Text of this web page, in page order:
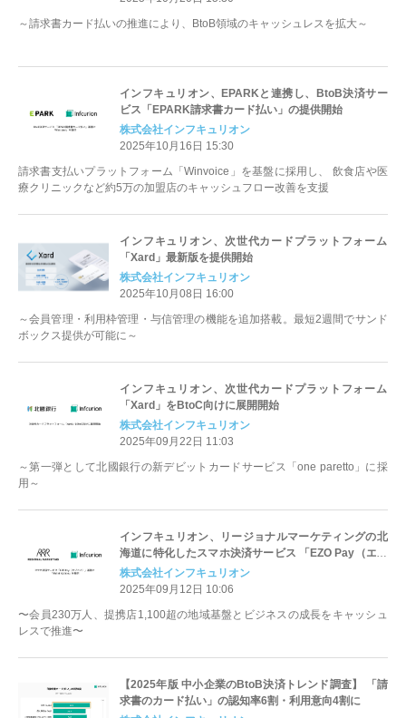
～請求書カード払いの推進により、BtoB領域のキャッシュレスを拡大～
インフキュリオン、EPARKと連携し、BtoB決済サー
ビス「EPARK請求書カード払い」の提供開始
株式会社インフキュリオン
2025年10月16日 15:30
請求書支払いプラットフォーム「Winvoice」を基盤に採用し、 飲食店や医
療クリニックなど約5万の加盟店のキャッシュフロー改善を支援
インフキュリオン、次世代カードプラットフォーム
「Xard」最新版を提供開始
株式会社インフキュリオン
2025年10月08日 16:00
～会員管理・利用枠管理・与信管理の機能を追加搭載。最短2週間でサンド
ボックス提供が可能に～
インフキュリオン、次世代カードプラットフォーム
「Xard」をBtoC向けに展開開始
株式会社インフキュリオン
2025年09月22日 11:03
～第一弾として北國銀行の新デビットカードサービス「one paretto」に採
用～
インフキュリオン、リージョナルマーケティングの北
海道に特化したスマホ決済サービス 「EZO Pay（エゾ
ペイ）」基盤に「Wallet Station」を提供
株式会社インフキュリオン
2025年09月12日 10:06
〜会員230万人、提携店1,100超の地域基盤とビジネスの成長をキャッシュ
レスで推進〜
【2025年版 中小企業のBtoB決済トレンド調査】 「請
求書のカード払い」の認知率6割・利用意向4割に